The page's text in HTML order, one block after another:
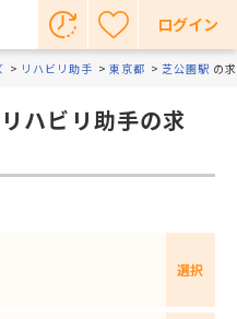
ログイン
リハビリ助手 東京都 芝公園駅 の
ハビリ助手の求
選択